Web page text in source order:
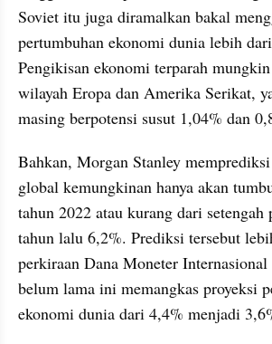
Soviet itu juga diramalkan bakal
pertumbuhan ekonomi dunia lebih
Pengikisan ekonomi terparah
wilayah Eropa dan Amerika Serikat,
masing berpotensi susut 1,04% dan
Bahkan, Morgan Stanley
global kemungkinan hanya akan
tahun 2022 atau kurang dari setengah
tahun lalu 6,2%. Prediksi tersebut
perkiraan Dana Moneter
belum lama ini memangkas proyeksi
ekonomi dunia dari 4,4% menjadi